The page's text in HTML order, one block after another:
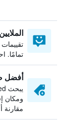
تمامًا.
أفضل
ومكان
مقارنة